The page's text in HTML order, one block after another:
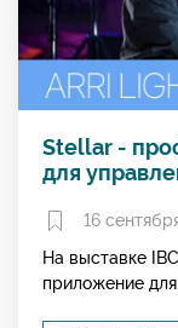
Stellar -
для
16
На выставке
приложение